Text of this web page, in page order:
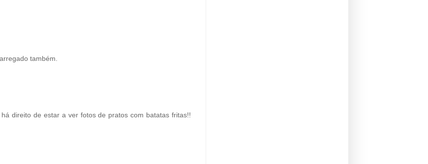
também.
direito de estar a ver fotos de pratos com batatas fritas!!